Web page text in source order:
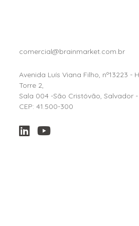
comercial@brainmarket.com.br
Avenida Luís Viana Filho, nº13223 -
Torre 2,
Sala 004 -São Cristóvão, Salvador -
CEP: 41.500-300